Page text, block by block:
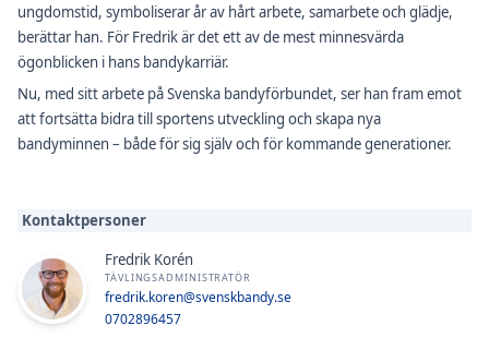
ungdomstid, symboliserar år av hårt arbete, samarbete och glädje,
berättar han. För Fredrik är det ett av de mest minnesvärda
ögonblicken i hans bandykarriär.
Nu, med sitt arbete på Svenska bandyförbundet, ser han fram emot
att fortsätta bidra till sportens utveckling och skapa nya
bandyminnen – både för sig själv och för kommande generationer.
Kontaktpersoner
Fredrik Korén
TÄVLINGSADMINISTRATÖR
fredrik.koren@svenskbandy.se
0702896457